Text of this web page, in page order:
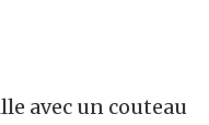
avec un couteau